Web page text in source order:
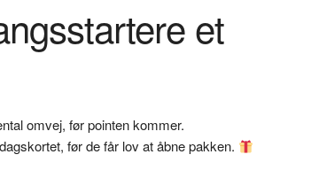
et
omvej, før pointen kommer.
før de får lov at åbne pakken.